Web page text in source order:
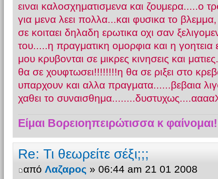
ειναι καλοσχηματισμενα και ζουμερα.....ο
για μενα λεει πολλα...και φυσικα το
σε κοιταει δηλαδη ερωτικα οχι σαν
του.....η πραγματικη ομορφια και η
μου κρυβονται σε μικρες κινησεις και
θα σε χουφτωσει!!!!!!!!η θα σε ριξει στο
υπαρχουν και αλλα πραγματα......βεβαια
χαθει το
Είμαι Βορειοηπειρώτισσα κ
Re: Τι θεωρείτε σέξι;;;
από Λαζαρος » 06:44 am 21 01 2008